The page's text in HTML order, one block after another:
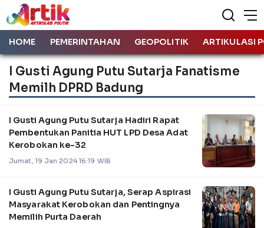
HOME PEMERINTAHAN GEOPOLITIK ARTIKULASI
I Gusti Agung Putu Sutarja Fanatisme
Memilh DPRD Badung
I Gusti Agung Putu Sutarja Hadiri Rapat
Pembentukan Panitia HUT LPD Desa Adat
Kerobokan ke-32
Jumat, 19 Jan 2024 16:19 WIB
I Gusti Agung Putu Sutarja, Serap Aspirasi
Masyarakat Kerobokan dan Pentingnya
Memilih Purta Daerah